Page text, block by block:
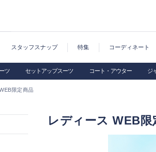
スタッフスナップ 特集 コーディネート
ツ セットアップスーツ コート・アウター ジ
限定商品
レディース WEB限